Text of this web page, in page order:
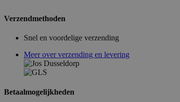
Verzendmethoden
Snel en voordelige verzending
Meer over verzending en levering
Betaalmogelijkheden